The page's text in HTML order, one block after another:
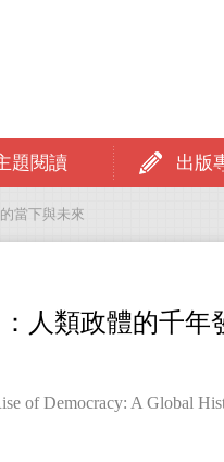
題閱讀 出版
當下與未來
人類政體的千
of Democracy: A Global